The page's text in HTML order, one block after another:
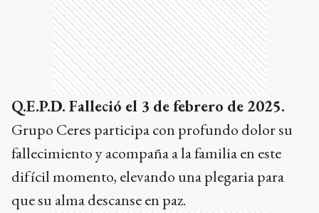
Q.E.P.D. Falleció el 3 de febrero de 2025.
Grupo Ceres participa con profundo dolor su
fallecimiento y acompaña a la familia en este
difícil momento, elevando una plegaria para
que su alma descanse en paz.